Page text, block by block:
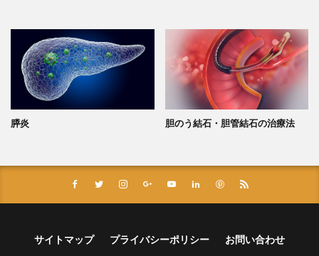
膵炎 胆のう結石・胆管結石の治療法
サイトマップ プライバシーポリシー お問い合わせ